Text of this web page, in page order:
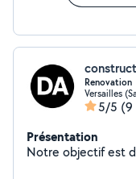
Renovation
Versailles
5/5 (9
Présentation
Notre objectif est